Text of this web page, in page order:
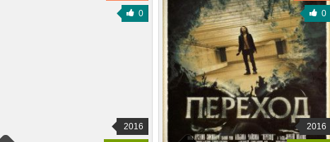
0
2016
0
2016